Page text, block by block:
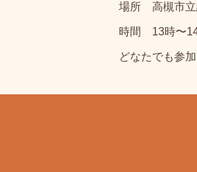
場所 高槻市立
時間 13時〜
どなたでも参加